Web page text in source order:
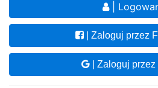
|
| Zaloguj przez
| Zaloguj przez